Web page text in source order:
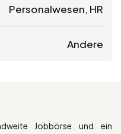
Personalwesen, HR
Andere
Jobbörse und ein